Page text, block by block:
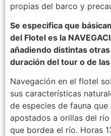
propias del barco y
Se especifica que
del Flotel es la
añadiendo distintas
duración del tour o de
Navegación en el flotel
sus características
de especies de fauna que
apostados a orillas del
que bordea el río. Horas